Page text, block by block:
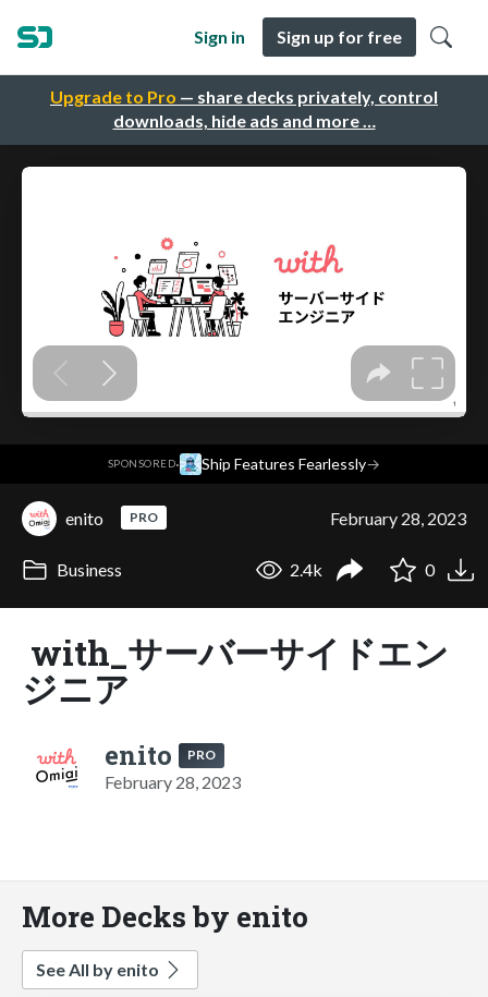
Upgrade to Pro — share decks privately, control
downloads, hide ads and more …
Sign in Sign up for free
SPONSORED· Ship Features Fearlessly→
enito PRO February 28, 2023
Business 2.4k 0
with_サーバーサイドエン
ジニア
enito PRO
February 28, 2023
More Decks by enito
See All by enito